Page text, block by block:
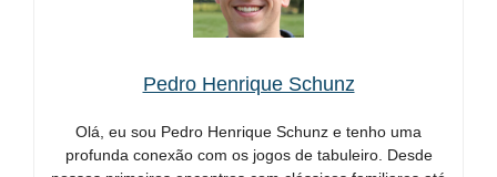
Pedro Henrique Schunz
Olá, eu sou Pedro Henrique Schunz e tenho uma
profunda conexão com os jogos de tabuleiro. Desde